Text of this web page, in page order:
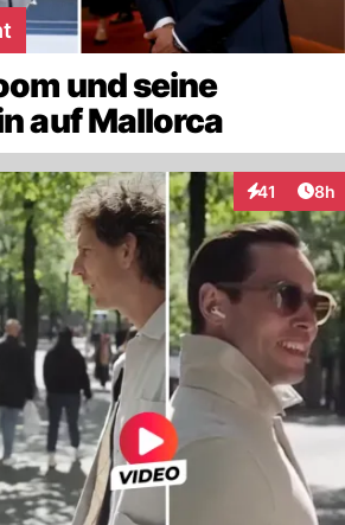
und seine
auf Mallorca
41
Interaktionen
8h